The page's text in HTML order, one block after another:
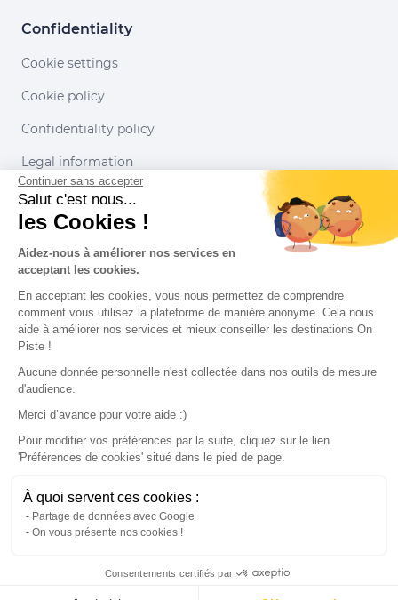
Continue with the app
Confidentiality
Cookie settings
Cookie policy
Confidentiality policy
Legal information
Conditions of use
Our partners
v. 1.45.0
Continuer sans accepter
Salut c'est nous...
les Cookies !
Aidez-nous à améliorer nos services en
acceptant les cookies.
En acceptant les cookies, vous nous permettez de comprendre
comment vous utilisez la plateforme de manière anonyme. Cela nous
aide à améliorer nos services et mieux conseiller les destinations On
Piste !
Aucune donnée personnelle n'est collectée dans nos outils de mesure
d'audience.
Merci d’avance pour votre aide :)
Pour modifier vos préférences par la suite, cliquez sur le lien
'Préférences de cookies' situé dans le pied de page.
À quoi servent ces cookies :
Partage de données avec Google
On vous présente nos cookies !
Consentements certifiés par